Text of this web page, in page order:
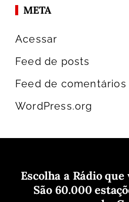
META
Acessar
Feed de posts
Feed de comentários
WordPress.org
Escolha a Rádio
São 60.000